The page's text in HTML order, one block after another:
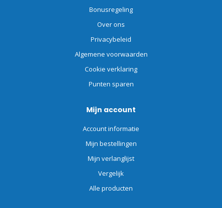
Bonusregeling
Over ons
Privacybeleid
Algemene voorwaarden
Cookie verklaring
Punten sparen
Mijn account
Account informatie
Mijn bestellingen
Mijn verlanglijst
Vergelijk
Alle producten